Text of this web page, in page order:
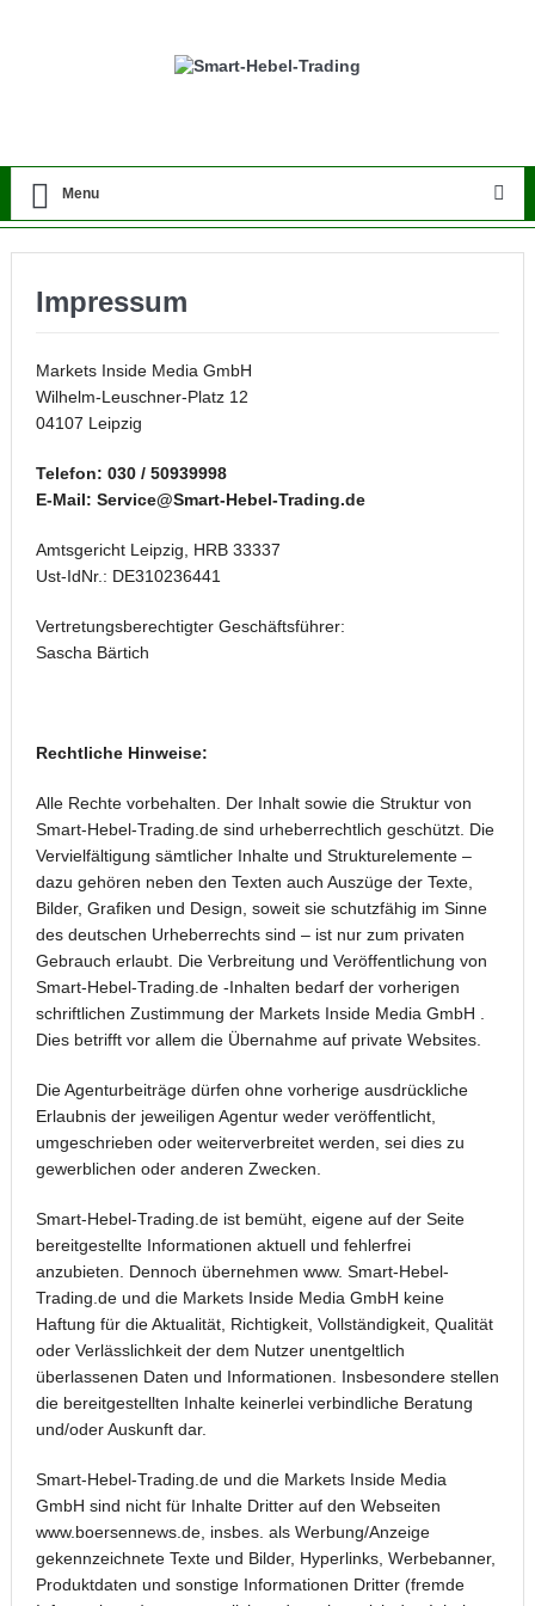
Menu
Impressum
Markets Inside Media GmbH
Wilhelm-Leuschner-Platz 12
04107 Leipzig
Telefon: 030 / 50939998
E-Mail: Service@Smart-Hebel-Trading.de
Amtsgericht Leipzig, HRB 33337
Ust-IdNr.: DE310236441
Vertretungsberechtigter Geschäftsführer:
Sascha Bärtich
Rechtliche Hinweise:
Alle Rechte vorbehalten. Der Inhalt sowie die Struktur von
Smart-Hebel-Trading.de sind urheberrechtlich geschützt. Die
Vervielfältigung sämtlicher Inhalte und Strukturelemente –
dazu gehören neben den Texten auch Auszüge der Texte,
Bilder, Grafiken und Design, soweit sie schutzfähig im Sinne
des deutschen Urheberrechts sind – ist nur zum privaten
Gebrauch erlaubt. Die Verbreitung und Veröffentlichung von
Smart-Hebel-Trading.de -Inhalten bedarf der vorherigen
schriftlichen Zustimmung der Markets Inside Media GmbH .
Dies betrifft vor allem die Übernahme auf private Websites.
Die Agenturbeiträge dürfen ohne vorherige ausdrückliche
Erlaubnis der jeweiligen Agentur weder veröffentlicht,
umgeschrieben oder weiterverbreitet werden, sei dies zu
gewerblichen oder anderen Zwecken.
Smart-Hebel-Trading.de ist bemüht, eigene auf der Seite
bereitgestellte Informationen aktuell und fehlerfrei
anzubieten. Dennoch übernehmen www. Smart-Hebel-
Trading.de und die Markets Inside Media GmbH keine
Haftung für die Aktualität, Richtigkeit, Vollständigkeit, Qualität
oder Verlässlichkeit der dem Nutzer unentgeltlich
überlassenen Daten und Informationen. Insbesondere stellen
die bereitgestellten Inhalte keinerlei verbindliche Beratung
und/oder Auskunft dar.
Smart-Hebel-Trading.de und die Markets Inside Media
GmbH sind nicht für Inhalte Dritter auf den Webseiten
www.boersennews.de, insbes. als Werbung/Anzeige
gekennzeichnete Texte und Bilder, Hyperlinks, Werbebanner,
Produktdaten und sonstige Informationen Dritter (fremde